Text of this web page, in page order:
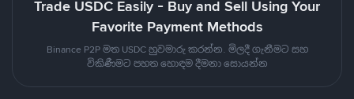
Trade USDC Easily - Buy and Sell Using Your
Favorite Payment Methods
Binance P2P මත USDC හුවමාරු කරන්න. මිලදී ගැනීමට සහ
විකිණීමට පහත හොඳම දීමනා සොයන්න